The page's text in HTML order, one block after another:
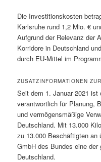
Die Investitionskosten
Karlsruhe rund 1,2 Mio. €
Aufgrund der Relevanz der
Korridore in Deutschland
durch EU-Mittel im
ZUSATZINFORMATIONEN
Seit dem 1. Januar 2021 ist
verantwortlich für Planung,
und vermögensmäßige
Deutschland. Mit 13.000
zu 13.000 Beschäftigten an
GmbH des Bundes eine
Deutschland.